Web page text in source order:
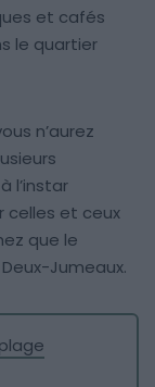
et cafés
le quartier
n’aurez
l’instar
celles et ceux
que le
Jumeaux.